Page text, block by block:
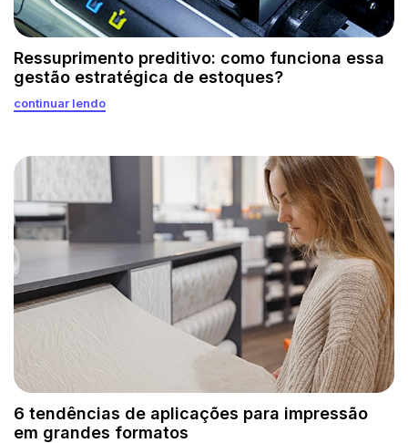
Ressuprimento preditivo: como funciona essa
gestão estratégica de estoques?
continuar lendo
6 tendências de aplicações para impressão
em grandes formatos